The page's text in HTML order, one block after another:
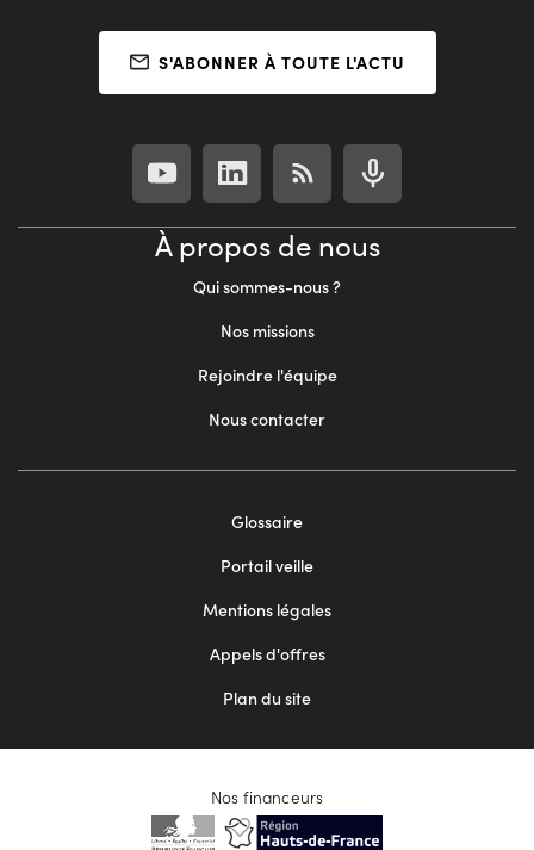
S'ABONNER À TOUTE L'ACTU
À propos de nous
Qui sommes-nous ?
Nos missions
Rejoindre l'équipe
Nous contacter
Glossaire
Portail veille
Mentions légales
Appels d'offres
Plan du site
Nos financeurs